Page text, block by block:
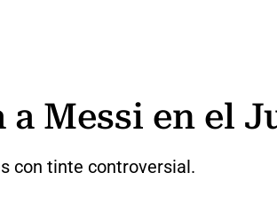
Messi en el
con tinte controversial.